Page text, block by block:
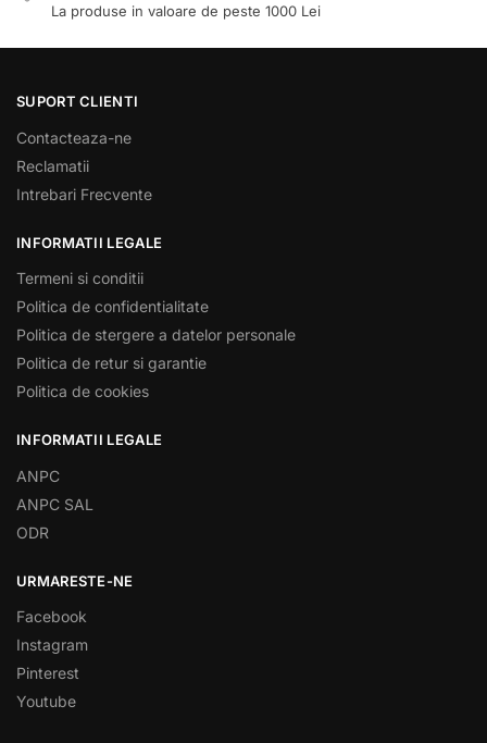
La produse in valoare de peste 1000 Lei
SUPORT CLIENTI
Contacteaza-ne
Reclamatii
Intrebari Frecvente
INFORMATII LEGALE
Termeni si conditii
Politica de confidentialitate
Politica de stergere a datelor personale
Politica de retur si garantie
Politica de cookies
INFORMATII LEGALE
ANPC
ANPC SAL
ODR
URMARESTE-NE
Facebook
Instagram
Pinterest
Youtube